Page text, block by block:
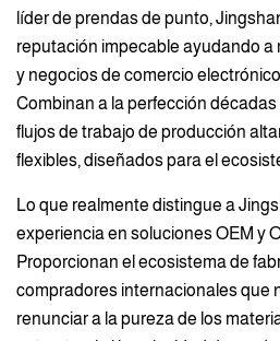
líder de prendas de punto,
reputación impecable ayudando a
y negocios de comercio
Combinan a la perfección
flujos de trabajo de producción
flexibles, diseñados para el
Lo que realmente distingue a
experiencia en soluciones OEM y
Proporcionan el ecosistema de
compradores internacionales que
renunciar a la pureza de los